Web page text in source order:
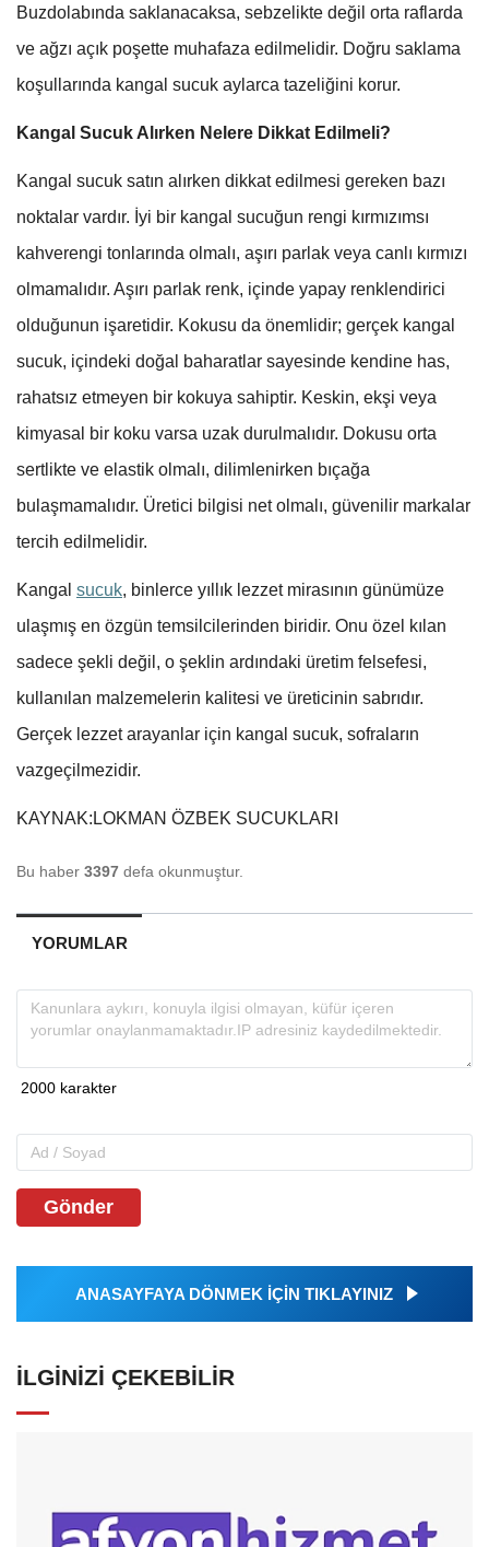
Buzdolabında saklanacaksa, sebzelikte değil orta raflarda
ve ağzı açık poşette muhafaza edilmelidir. Doğru saklama
koşullarında kangal sucuk aylarca tazeliğini korur.
Kangal Sucuk Alırken Nelere Dikkat Edilmeli?
Kangal sucuk satın alırken dikkat edilmesi gereken bazı
noktalar vardır. İyi bir kangal sucuğun rengi kırmızımsı
kahverengi tonlarında olmalı, aşırı parlak veya canlı kırmızı
olmamalıdır. Aşırı parlak renk, içinde yapay renklendirici
olduğunun işaretidir. Kokusu da önemlidir; gerçek kangal
sucuk, içindeki doğal baharatlar sayesinde kendine has,
rahatsız etmeyen bir kokuya sahiptir. Keskin, ekşi veya
kimyasal bir koku varsa uzak durulmalıdır. Dokusu orta
sertlikte ve elastik olmalı, dilimlenirken bıçağa
bulaşmamalıdır. Üretici bilgisi net olmalı, güvenilir markalar
tercih edilmelidir.
Kangal sucuk, binlerce yıllık lezzet mirasının günümüze
ulaşmış en özgün temsilcilerinden biridir. Onu özel kılan
sadece şekli değil, o şeklin ardındaki üretim felsefesi,
kullanılan malzemelerin kalitesi ve üreticinin sabrıdır.
Gerçek lezzet arayanlar için kangal sucuk, sofraların
vazgeçilmezidir.
KAYNAK:LOKMAN ÖZBEK SUCUKLARI
Bu haber 3397 defa okunmuştur.
YORUMLAR
Gönder
ANASAYFAYA DÖNMEK İÇİN TIKLAYINIZ
İLGINIZI ÇEKEBILIR